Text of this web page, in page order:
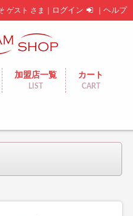
加盟店一覧
LIST
カート
CART
ゲスト さま｜ ログイン ヘルプ